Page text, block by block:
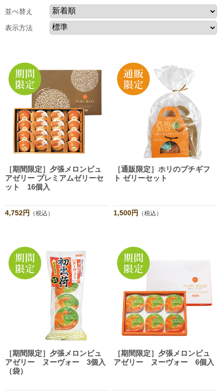
並べ替え
表示方法
［期間限定］夕張メロンピュ
アゼリー プレミアムゼリーセ
ット 16個入
4,752円 （税込）
［通販限定］ホリのプチギフ
ト ゼリーセット
1,500円 （税込）
［期間限定］夕張メロンピュ
アゼリー ヌーヴォー 3個入
（袋）
［期間限定］夕張メロンピュ
アゼリー ヌーヴォー 6個入